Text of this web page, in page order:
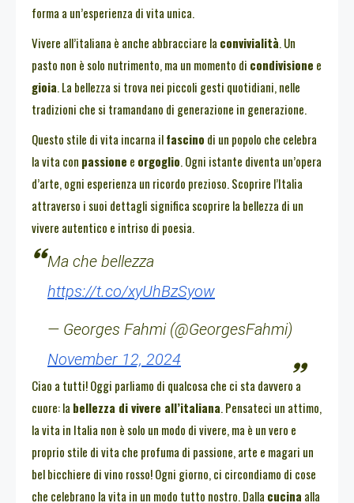
forma a un’esperienza di vita unica.
Vivere all’italiana è anche abbracciare la convivialità. Un
pasto non è solo nutrimento, ma un momento di condivisione e
gioia. La bellezza si trova nei piccoli gesti quotidiani, nelle
tradizioni che si tramandano di generazione in generazione.
Questo stile di vita incarna ilfascino di un popolo che celebra
la vita con passione e orgoglio. Ogni istante diventa un’opera
d’arte, ogni esperienza un ricordo prezioso. Scoprire l’Italia
attraverso i suoi dettagli significa scoprire la bellezza di un
vivere autentico e intriso di poesia.
Ma che bellezza
https://t.co/xyUhBzSyow
— Georges Fahmi (@GeorgesFahmi)
November 12, 2024
Ciao a tutti! Oggi parliamo di qualcosa che ci sta davvero a
cuore: la bellezza di vivere all’italiana. Pensateci un attimo,
la vita in Italia non è solo un modo di vivere, ma è un vero e
proprio stile di vita che profuma di passione, arte e magari un
bel bicchiere di vino rosso! Ogni giorno, ci circondiamo di cose
che celebrano la vita in un modo tutto nostro. Dalla cucina alla